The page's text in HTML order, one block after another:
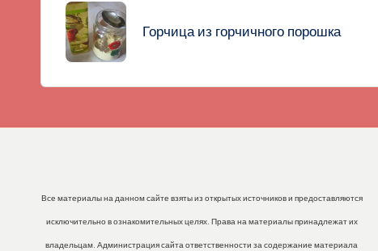
записиГорчица из горчичного порошка
Все материалы на данном сайте взяты из открытых источников и предоставляются
исключительно в ознакомительных целях. Права на материалы принадлежат их
владельцам. Администрация сайта ответственности за содержание материала